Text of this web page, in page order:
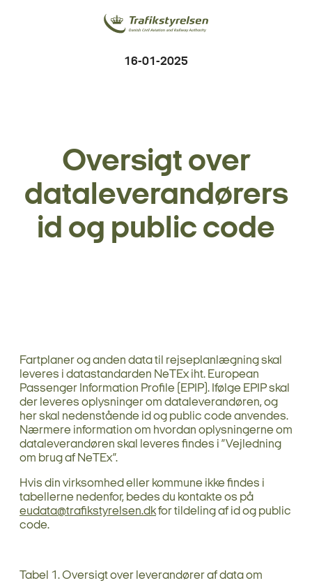
16-01-2025
Oversigt over
dataleverandørers
id og public code
Fartplaner og anden data til rejseplanlægning skal
leveres i datastandarden NeTEx iht. European
Passenger Information Profile (EPIP). Ifølge EPIP skal
der leveres oplysninger om dataleverandøren, og
her skal nedenstående id og public code anvendes.
Nærmere information om hvordan oplysningerne om
dataleverandøren skal leveres findes i ”Vejledning
om brug af NeTEx”.
Hvis din virksomhed eller kommune ikke findes i
tabellerne nedenfor, bedes du kontakte os på
eudata@trafikstyrelsen.dkfor tildeling af id og public
code.
Tabel 1. Oversigt over leverandører af data om